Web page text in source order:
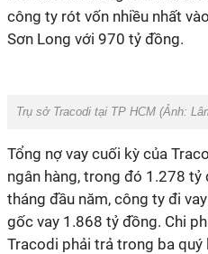
công ty rót vốn nhiều nhất
Sơn Long với 970 tỷ đồng.
Trụ sở Tracodi tại TP HCM (Ảnh:
Tổng nợ vay cuối kỳ của
ngân hàng, trong đó 1.278
tháng đầu năm, công ty đi
gốc vay 1.868 tỷ đồng. Chi
Tracodi phải trả trong ba quý